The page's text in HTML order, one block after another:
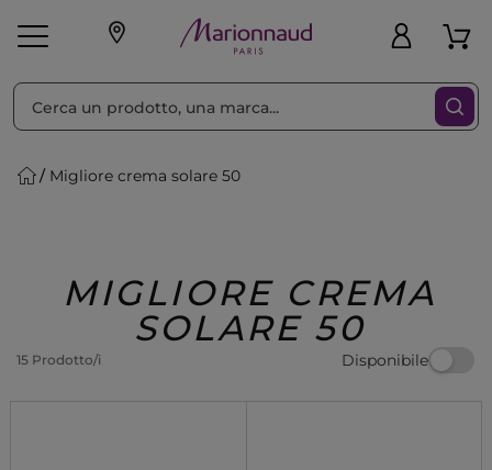
Make-up Profumi
Regalo
Migliore crema solare 50
MIGLIORE CREMA
SOLARE 50
15 Prodotto/i Disponibile
Ordina per Filtra